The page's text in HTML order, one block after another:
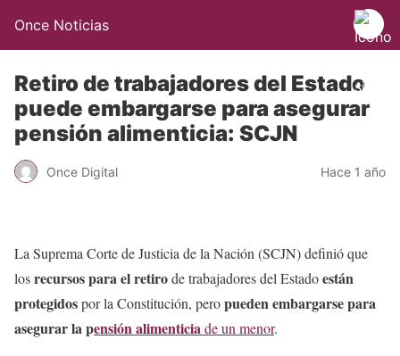
Once Noticias
Retiro de trabajadores del Estado
puede embargarse para asegurar
pensión alimenticia: SCJN
Once Digital Hace 1 año
La Suprema Corte de Justicia de la Nación (SCJN) definió que
losrecursos para el retirode trabajadores del Estadoestán
protegidospor la Constitución, peropueden embargarse para
asegurar la pensión alimenticiade un menor.